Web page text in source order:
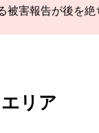
害報告が後を絶
リア